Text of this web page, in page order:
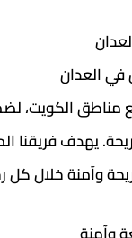
في العدان
الكويت،
يهدف
وآمنة خلال كل